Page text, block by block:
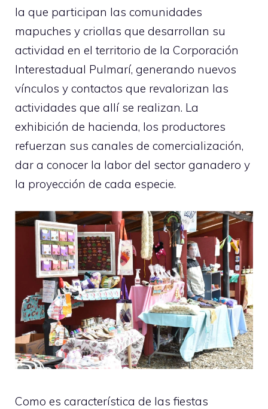
la que participan las comunidades
mapuches y criollas que desarrollan su
actividad en el territorio de la Corporación
Interestadual Pulmarí, generando nuevos
vínculos y contactos que revalorizan las
actividades que allí se realizan. La
exhibición de hacienda, los productores
refuerzan sus canales de comercialización,
dar a conocer la labor del sector ganadero y
la proyección de cada especie.
Como es característica de las fiestas